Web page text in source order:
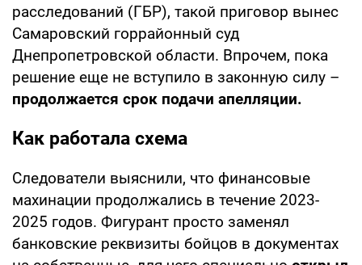
расследований (ГБР), такой приговор вынес
Самаровский горрайонный суд
Днепропетровской области. Впрочем, пока
решение еще не вступило в законную силу –
продолжается срок подачи апелляции.
Как работала схема
Следователи выяснили, что финансовые
махинации продолжались в течение 2023-
2025 годов. Фигурант просто заменял
банковские реквизиты бойцов в документах